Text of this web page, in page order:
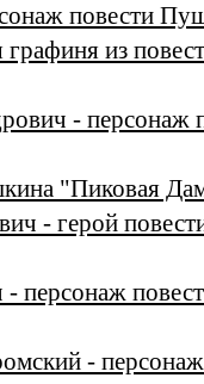
повести
графиня из
- персонаж
"Пиковая
- герой
- персонаж
-